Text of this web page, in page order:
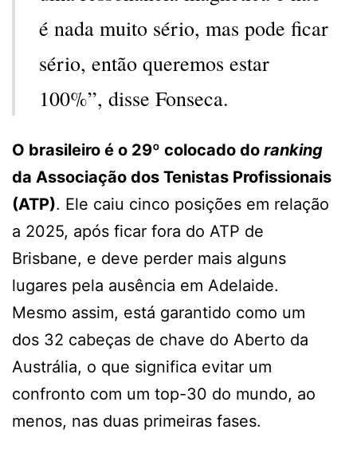
é nada muito sério, mas pode ficar
sério, então queremos estar
100%”, disse Fonseca.
O brasileiro é o 29º colocado do ranking
da Associação dos Tenistas Profissionais
(ATP). Ele caiu cinco posições em relação
a 2025, após ficar fora do ATP de
Brisbane, e deve perder mais alguns
lugares pela ausência em Adelaide.
Mesmo assim, está garantido como um
dos 32 cabeças de chave do Aberto da
Austrália, o que significa evitar um
confronto com um top-30 do mundo, ao
menos, nas duas primeiras fases.